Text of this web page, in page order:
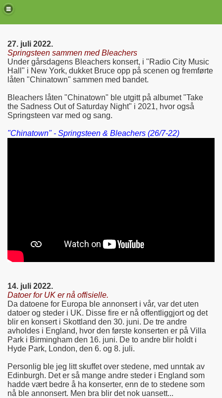
27. juli 2022.
Springsteen sammen med Bleachers
Under gårsdagens Bleachers konsert, i "Radio City Music
Hall" i New York, dukket Bruce opp på scenen og fremførte
låten "Chinatown" sammen med bandet.
Bleachers låten "Chinatown" ble utgitt på albumet "Take
the Sadness Out of Saturday Night" i 2021, hvor også
Springsteen var med og sang.
"Chinatown" - Springsteen & Bleachers (26/7-22)
14. juli 2022.
Datoer for UK er nå offisielle.
Da datoene for Europa ble annonsert i vår, var det uten
datoer og steder i UK. Disse fire er nå offentliggjort og det
blir en konsert i Skottland den 30. juni. De tre andre
avholdes i England, hvor den første konserten er på Villa
Park i Birmingham den 16. juni. De to andre blir holdt i
Hyde Park, London, den 6. og 8. juli.
Personlig ble jeg litt skuffet over stedene, med unntak av
Edinburgh. Det er så mange andre steder i England som
hadde vært bedre å ha konserter, enn de to stedene som
nå ble annonsert. Men bra blir det nok uansett...